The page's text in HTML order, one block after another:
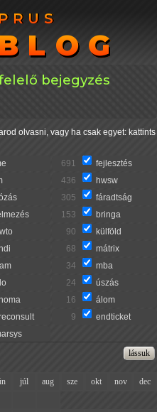
bejegyzés
olvasni, vagy ha csak egyet: kattints
691
fejlesztés
436
hwsw
305
fáradtság
153
bringa
90
külföld
68
mátrix
34
mba
24
úszás
16
álom
9
endticket
júl aug sze okt nov
dec